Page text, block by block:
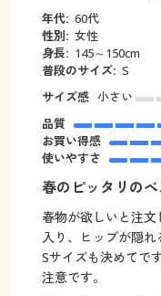
年代: 60代
性別: 女性
身長: 145～150cm
普段のサイズ: S
サイズ感 小さい
品質
お買い得感
使いやすさ
春のピッタリのベ
春物が欲しいと注
入り、ヒップが隠
Sサイズも決めてで
注意です。